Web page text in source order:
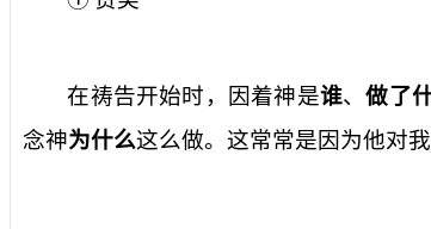
在祷告开始时，因着神是谁、做了
念神为什么这么做。这常常是因为他对